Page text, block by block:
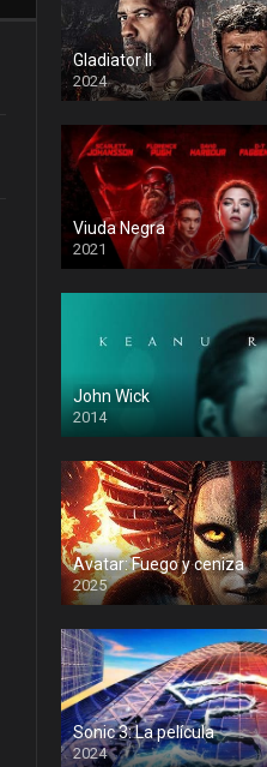
Gladiator II
2024
Viuda Negra
2021
John Wick
2014
Avatar: Fuego y ceniza
2025
Sonic 3: La película
2024